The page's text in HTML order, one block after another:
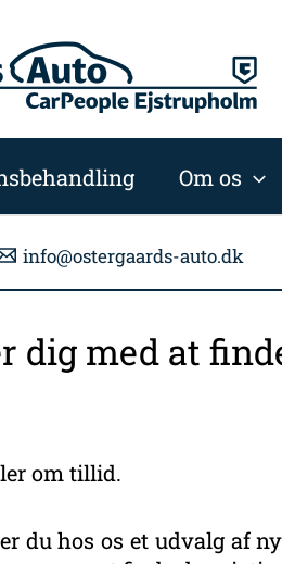
Om os
info@ostergaards-auto.dk
med at
om tillid.
du hos os et udvalg af